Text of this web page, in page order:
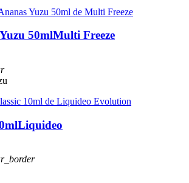
50mlMulti Freeze
Liquideo